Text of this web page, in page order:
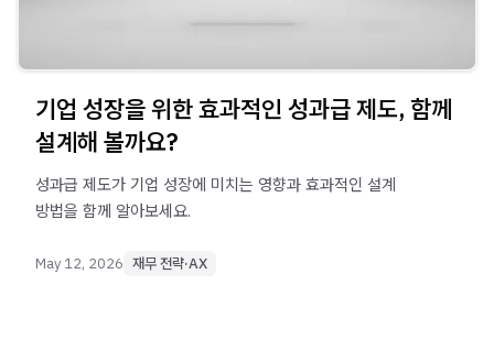
기업 성장을 위한 효과적인 성과급 제도, 함께
설계해 볼까요?
성과급 제도가 기업 성장에 미치는 영향과 효과적인 설계
방법을 함께 알아보세요.
May 12, 2026 재무 전략·AX